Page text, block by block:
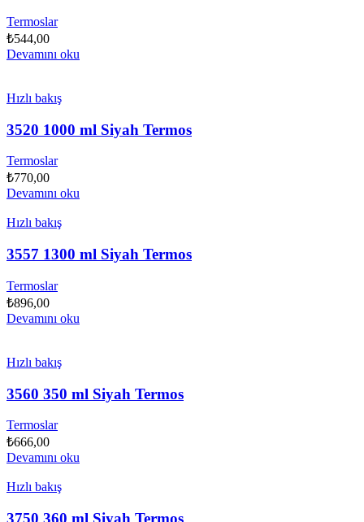
Termoslar
₺544,00
Devamını oku
Hızlı bakış
3520 1000 ml Siyah Termos
Termoslar
₺770,00
Devamını oku
Hızlı bakış
3557 1300 ml Siyah Termos
Termoslar
₺896,00
Devamını oku
Hızlı bakış
3560 350 ml Siyah Termos
Termoslar
₺666,00
Devamını oku
Hızlı bakış
3750 360 ml Siyah Termos